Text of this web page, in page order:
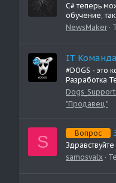
C# теперь
обучение,
NewsMaker
IT
#DOGS - это
Разработка
Dogs_Support
"Продавец"
S Вопрос
samosvalx